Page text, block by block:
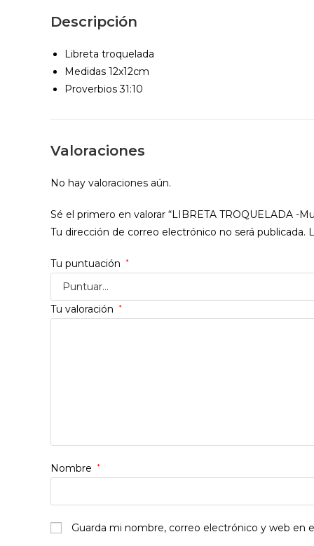
Descripción
Libreta troquelada
Medidas 12x12cm
Proverbios 31:10
Valoraciones
No hay valoraciones aún.
Sé el primero en valorar “LIBRETA TROQUELADA -
Tu dirección de correo electrónico no será publicada.
Tu puntuación *
Tu valoración *
Nombre *
Guarda mi nombre, correo electrónico y web en